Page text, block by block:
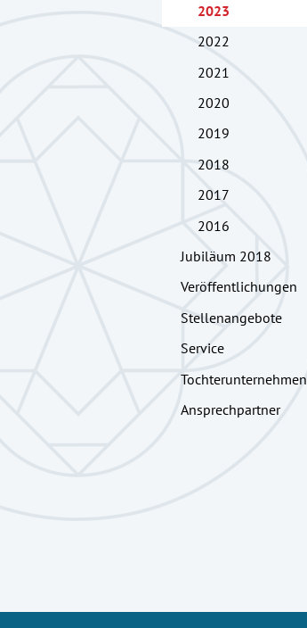
2023
2022
2021
2020
2019
2018
2017
2016
Jubiläum 2018
Veröffentlichungen
Stellenangebote
Service
Tochterunternehmen
Ansprechpartner